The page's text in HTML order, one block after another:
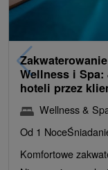
Wellness i
hoteli przez
Wellness &
Od 1 Noce
Komfortowe